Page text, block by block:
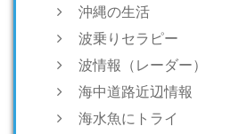
沖縄の生活
波乗りセラピー
波情報（レーダー）
海中道路近辺情報
海水魚にトライ